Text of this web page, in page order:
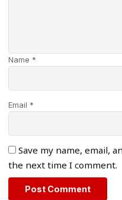
Name *
Email *
Save my name, email,
the next time I comment.